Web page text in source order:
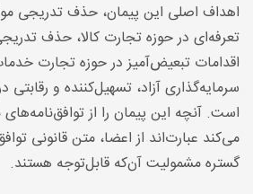
اهداف اصلی این پیمان، حذف تدریجی
تعرفه‌ای در حوزه تجارت کالا، حذف
اقدامات تبعیض‌آمیز در حوزه تجارت
سرمایه‌گذاری آزاد، تسهیل‌کننده و
است. آنچه این پیمان را از توافق‌نامه‌های
می‌کند عبارت‌اند از اعضا، متن قانونی
گستره مشمولیت آن‌که قابل‌توجه هستند.